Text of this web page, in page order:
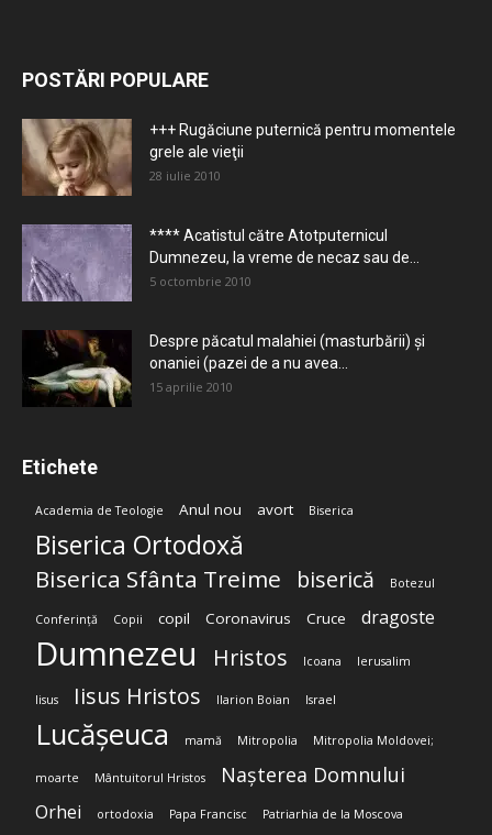
POSTĂRI POPULARE
+++ Rugăciune puternică pentru momentele
grele ale vieţii
28 iulie 2010
**** Acatistul către Atotputernicul
Dumnezeu, la vreme de necaz sau de...
5 octombrie 2010
Despre păcatul malahiei (masturbării) şi
onaniei (pazei de a nu avea...
15 aprilie 2010
Etichete
Academia de Teologie Anul nou avort Biserica
Biserica Ortodoxă
Biserica Sfânta Treime biserică Botezul
Conferință Copii copil Coronavirus Cruce dragoste
Dumnezeu Hristos Icoana Ierusalim
Iisus Iisus Hristos Ilarion Boian Israel
Lucășeuca mamă Mitropolia Mitropolia Moldovei;
moarte Mântuitorul Hristos Nașterea Domnului
Orhei ortodoxia Papa Francisc Patriarhia de la Moscova